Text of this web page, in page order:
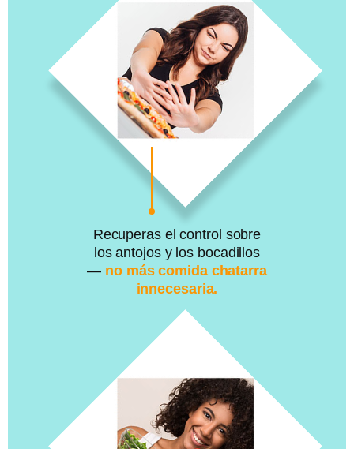
Recuperas el control sobre
los antojos y los bocadillos
— no más comida chatarra
innecesaria.